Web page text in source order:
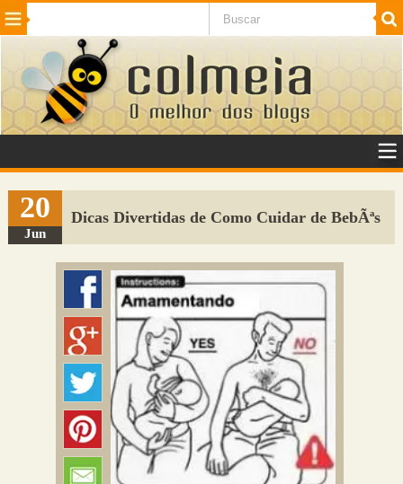
Beleza Cinema e TV
Internet Jogos NotÃ­cias SaÃºde
VeÃ­culos Adulto
Sugerir Link
Adicionar Blog
Colmeia Exchange
Perguntas Frequentes
20
Jun
Dicas Divertidas de Como Cuidar de BebÃªs